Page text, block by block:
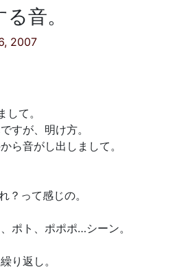
音。
2007
て。
すが、明け方。
ら音がし出しまして。
？って感じの。
ポト、ポポポ…シーン。
り返し。